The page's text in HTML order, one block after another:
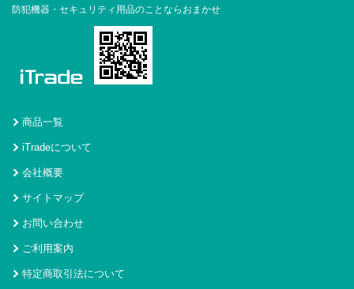
防犯機器・セキュリティ用品のことならおまかせ
商品一覧
iTradeについて
会社概要
サイトマップ
お問い合わせ
ご利用案内
特定商取引法について